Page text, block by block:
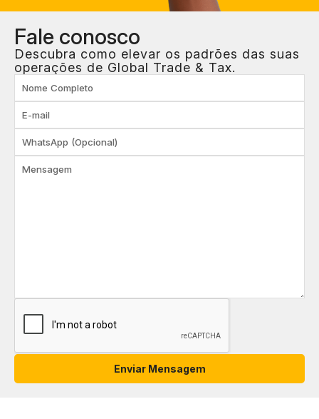
Fale conosco
Descubra como elevar os padrões das suas
operações de Global Trade & Tax.